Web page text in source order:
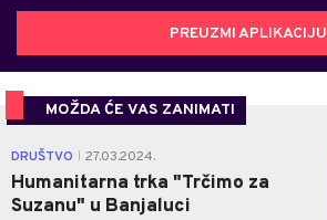
PREUZMI APLIKACIJU
MOŽDA ĆE VAS ZANIMATI
DRUŠTVO 27.03.2024.
Humanitarna trka "Trčimo za
Suzanu" u Banjaluci